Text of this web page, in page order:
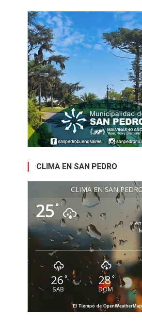
CLIMA EN SAN PEDRO
CLIMA EN SAN
25°
26°
SAB
28°
DOM
El Tiempo de OpenWeatherMap